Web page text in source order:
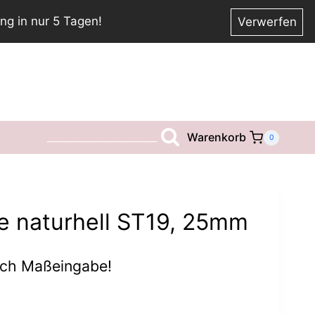
in nur 5 Tagen! Verwerfen
Warenkorb 0
naturhell ST19, 25mm
Maßeingabe!